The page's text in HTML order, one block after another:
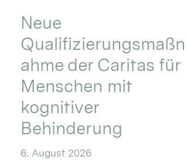
Neue
Qualifizierungsmaßn
ahme der Caritas für
Menschen mit
kognitiver
Behinderung
6. August 2026